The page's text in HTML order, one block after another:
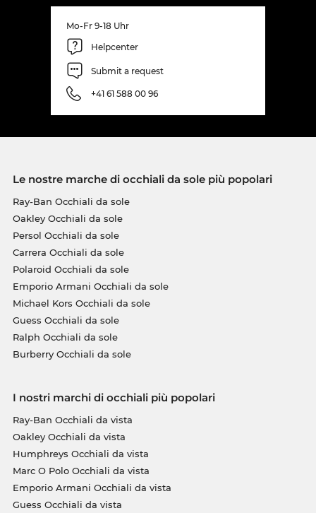
Mo-Fr 9-18 Uhr
Helpcenter
Submit a request
+41 61 588 00 96
Le nostre marche di occhiali da sole più popolari
Ray-Ban Occhiali da sole
Oakley Occhiali da sole
Persol Occhiali da sole
Carrera Occhiali da sole
Polaroid Occhiali da sole
Emporio Armani Occhiali da sole
Michael Kors Occhiali da sole
Guess Occhiali da sole
Ralph Occhiali da sole
Burberry Occhiali da sole
I nostri marchi di occhiali più popolari
Ray-Ban Occhiali da vista
Oakley Occhiali da vista
Humphreys Occhiali da vista
Marc O Polo Occhiali da vista
Emporio Armani Occhiali da vista
Guess Occhiali da vista